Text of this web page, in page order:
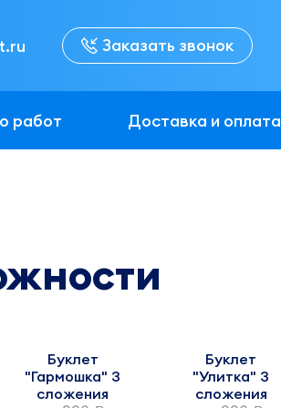
Заказать звонок
работ Доставка и оплата
Буклет
"Гармошка" 3
сложения
Буклет
"Улитка" 3
сложения